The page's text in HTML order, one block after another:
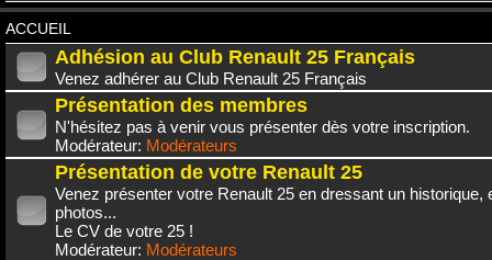
ACCUEIL
Adhésion au Club Renault 25 Français
Venez adhérer au Club Renault 25 Français
Présentation des membres
N'hésitez pas à venir vous présenter dès votre inscription.
Modérateur: Modérateurs
Présentation de votre Renault 25
Venez présenter votre Renault 25 en dressant un historique,
photos...
Le CV de votre 25 !
Modérateur: Modérateurs